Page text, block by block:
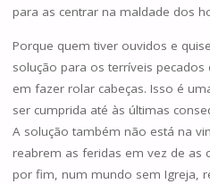
para as centrar na maldade dos
Porque quem tiver ouvidos e
solução para os terríveis
em fazer rolar cabeças. Isso é
ser cumprida até às últimas
A solução também não está na
reabrem as feridas em vez de as
por fim, num mundo sem Igreja,